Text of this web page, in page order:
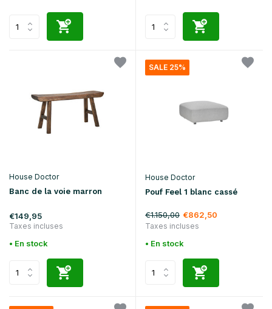
House Doctor
Banc de la voie marron
€149,95
Taxes incluses
• En stock
SALE 25%
House Doctor
Pouf Feel 1 blanc cassé
€1.150,00 €862,50
Taxes incluses
• En stock